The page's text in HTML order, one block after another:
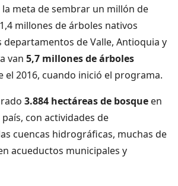
meta de sembrar un millón de
millones de árboles nativos
departamentos de Valle, Antioquia y
van 5,7 millones de árboles
el 2016, cuando inició el programa.
3.884 hectáreas de bosque en
con actividades de
cuencas hidrográficas, muchas de
acueductos municipales y